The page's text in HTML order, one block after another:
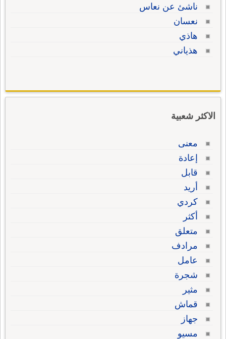
ناشئ عن نعاس
نعسان
هاذي
هذياني
الاكثر شعبية
معنى
إعادة
قابل
أريد
كردي
أكثر
متعلق
مرادف
عامل
شجرة
مثير
قماش
جهاز
مسيو